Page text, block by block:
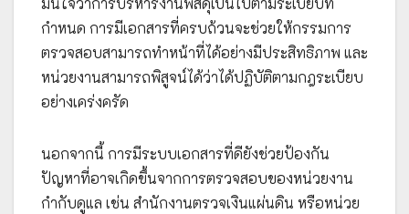
กำหนด การมีเอกสารที่ครบถ้วนจะช่วยให้กรรมการ
ตรวจสอบสามารถทำหน้าที่ได้อย่างมีประสิทธิภาพ และ
หน่วยงานสามารถพิสูจน์ได้ว่าได้ปฏิบัติตามกฎระเบียบ
อย่างเคร่งครัด
นอกจากนี้ การมีระบบเอกสารที่ดียังช่วยป้องกัน
ปัญหาที่อาจเกิดขึ้นจากการตรวจสอบของหน่วยงาน
กำกับดูแล เช่น สำนักงานตรวจเงินแผ่นดิน หรือหน่วย